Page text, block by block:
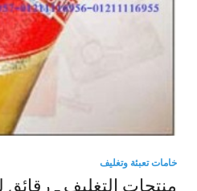
خامات تعبئة وتغليف
منتجات التغليف ـ